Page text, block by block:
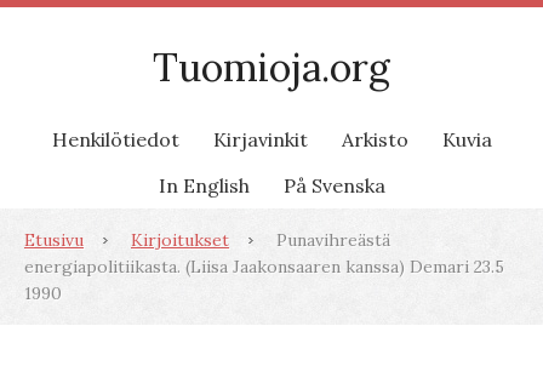
Tuomioja.org
Henkilötiedot Kirjavinkit Arkisto
Kuvia
In English
På Svenska
Etusivu Kirjoitukset
Punavihreästä
energiapolitiikasta. (Liisa Jaakonsaaren kanssa) Demari 23.5
1990